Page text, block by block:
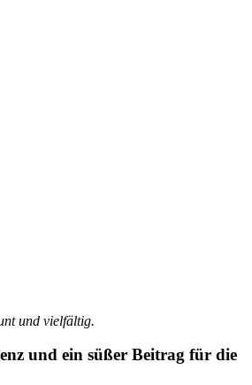
und vielfältig.
und ein süßer Beitrag für die